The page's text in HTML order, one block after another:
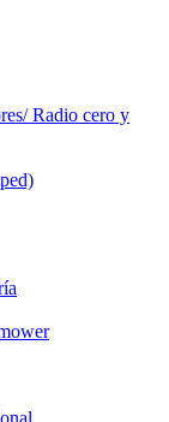
Radio cero y